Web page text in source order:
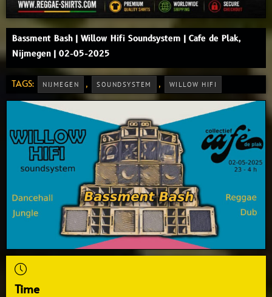
Bassment Bash | Willow Hifi Soundsystem | Cafe de Plak,
Nijmegen | 02-05-2025
TAGS: NIJMEGEN , SOUNDSYSTEM , WILLOW HIFI
Time